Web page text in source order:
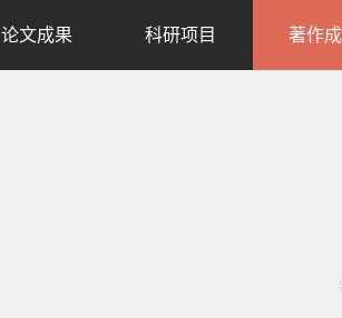
论文成果 科研项目 著作